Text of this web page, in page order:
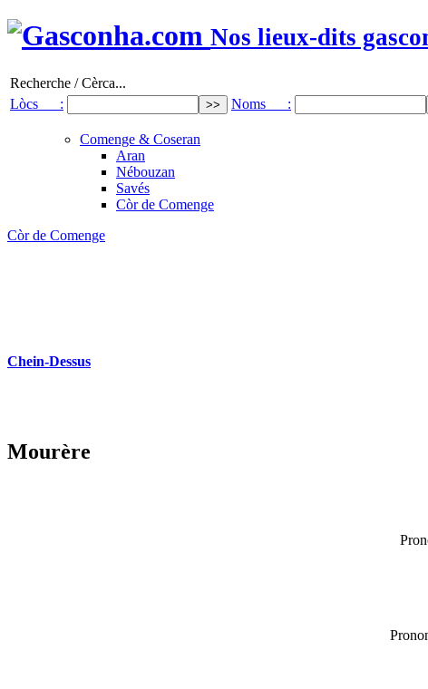
Nos lieux-dits
Recherche / Cèrca...
Lòcs :
Noms :
Comenge & Coseran
Aran
Nébouzan
Savés
Còr de Comenge
Còr de Comenge
Chein-Dessus
Mourère